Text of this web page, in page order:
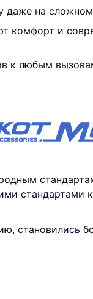
даже на
комфорт и
к любым
стандартами
становились